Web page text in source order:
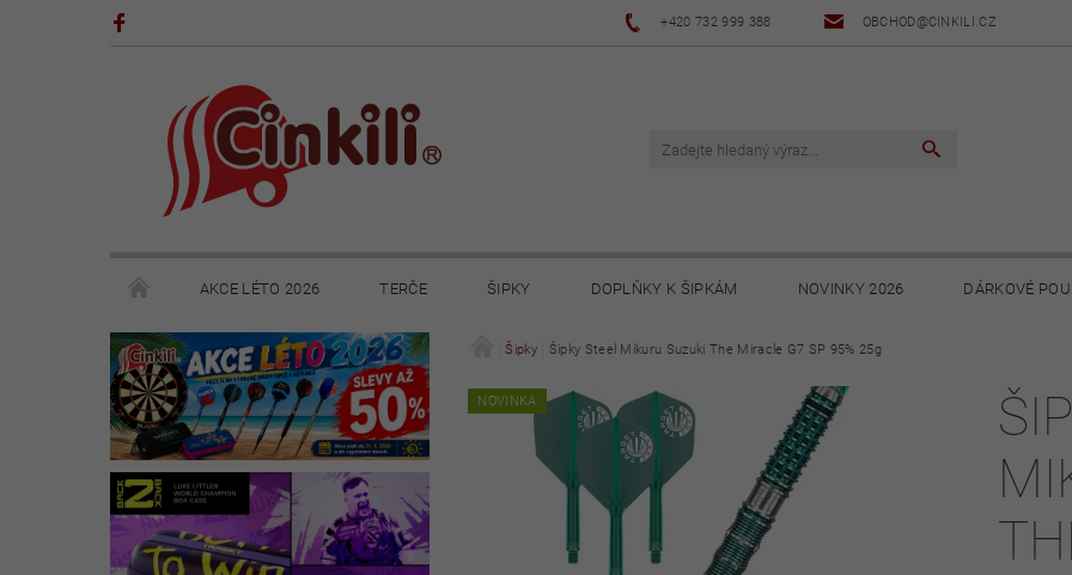
+420 732 999 388 OBCHOD@CINKILI.CZ
AKCE LÉTO 2026 TERČE ŠIPKY DOPLŇKY K ŠIPKÁM NOVINKY 2026 DÁRKOVÉ
POHÁRY A TROFEJE VÝPRODEJ HRY NOVINKY 2025 NOVINKY 2024
KONTAKTY NAPIŠTE NÁM OBCHODNÍ PODMÍNKY OCHRANA OSOBNÍCH ÚDAJŮ SOUBORY KE
Šipky Šipky Steel Mikuru Suzuki The Miracle G7 SP 95% 25g
NOVINKA